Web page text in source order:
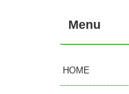
Menu
HOME